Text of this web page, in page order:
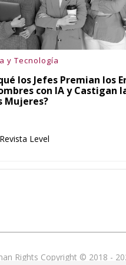
y Tecnología
los Jefes Premian los
con IA y Castigan
Mujeres?
Revista Level
Rights Copyright © 2018 -